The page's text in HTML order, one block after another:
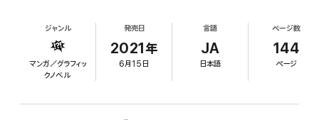
ジャンル
マンガ／グラフィッ
クノベル
発売日
2021年
6月15日
言語
JA
日本語
ページ数
144
ページ